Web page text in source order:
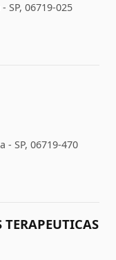
SP, 06719-025
SP, 06719-470